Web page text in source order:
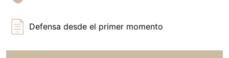
Defensa desde el primer momento